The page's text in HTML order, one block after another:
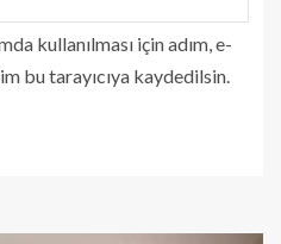
kullanılması için adım, e-
bu tarayıcıya kaydedilsin.